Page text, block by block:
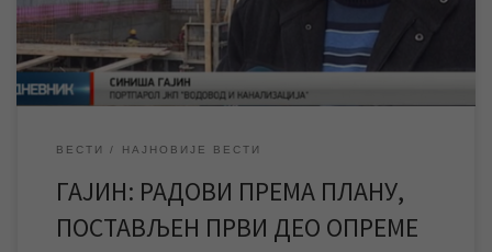
темељној плочи будућег објекта. У изјави за […]
ВЕСТИ НАЈНОВИЈЕ ВЕСТИ
ГАЈИН: РАДОВИ ПРЕМА ПЛАНУ,
ПОСТАВЉЕН ПРВИ ДЕО ОПРЕМE